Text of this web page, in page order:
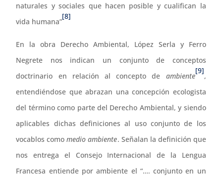
naturales y sociales que hacen posible y cualifican la
vida humana”
[8]
En la obra Derecho Ambiental, López Serla y Ferro
Negrete nos indican un conjunto de conceptos
doctrinario en relación al concepto de ambiente
[9]
,
entendiéndose que abrazan una concepción ecologista
del término como parte del Derecho Ambiental, y siendo
aplicables dichas definiciones al uso conjunto de los
vocablos comomedio ambiente. Señalan la definición que
nos entrega el Consejo Internacional de la Lengua
Francesa entiende por ambiente el “…. conjunto en un